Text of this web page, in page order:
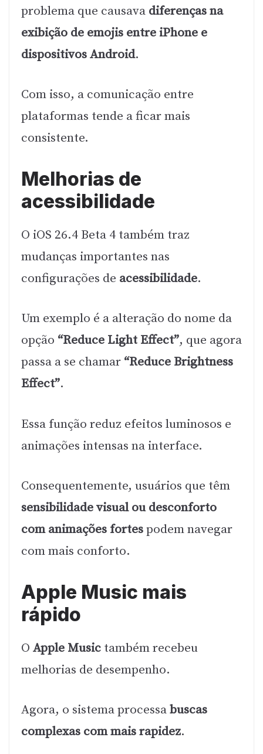
problema que causava diferenças na
exibição de emojis entre iPhone e
dispositivos Android.
Com isso, a comunicação entre
plataformas tende a ficar mais
consistente.
Melhorias de
acessibilidade
O iOS 26.4 Beta 4 também traz
mudanças importantes nas
configurações de acessibilidade.
Um exemplo é a alteração do nome da
opção “Reduce Light Effect”, que agora
passa a se chamar “Reduce Brightness
Effect”.
Essa função reduz efeitos luminosos e
animações intensas na interface.
Consequentemente, usuários que têm
sensibilidade visual ou desconforto
com animações fortespodem navegar
com mais conforto.
Apple Music mais
rápido
O Apple Music também recebeu
melhorias de desempenho.
Agora, o sistema processabuscas
complexas com mais rapidez.